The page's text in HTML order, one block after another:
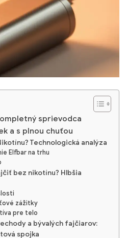
sprievodca
a s plnou chuťou
Technologická analýza
Elfbar na trhu
bez nikotínu? Hlbšia
zážitky
pre telo
a bývalých fajčiarov:
spojka